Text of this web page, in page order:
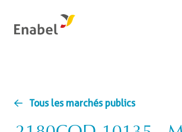
Tous les marchés publics